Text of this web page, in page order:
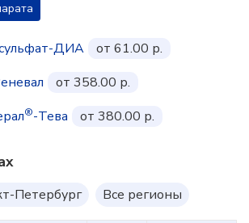
ДИА
от 61.00 р.
от 358.00 р.
®-Тева от 380.00 р.
Петербург Все регионы